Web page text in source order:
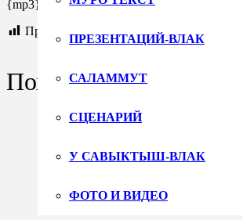
ПРЕЗЕНТАЦИЙ-ВЛАК
САЛАММУТ
СЦЕНАРИЙ
У САВЫКТЫШ-ВЛАК
ФОТО И ВИДЕО
{mp3}М.Шкетан — Корнышто (Г.Сабанцев
Просмотры:
Похожие записи